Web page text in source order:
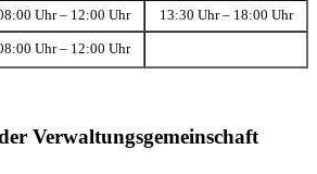
Uhr – 12:00 Uhr 13:30 Uhr – 18:00 Uhr
Uhr – 12:00 Uhr
Verwaltungsgemeinschaft